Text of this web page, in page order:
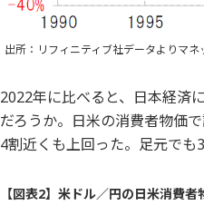
出所：リフィニティブ社データよりマ
2022年に比べると、日本経済
だろうか。日米の消費者物価
4割近くも上回った。足元でも
【図表2】米ドル／円の日米消費